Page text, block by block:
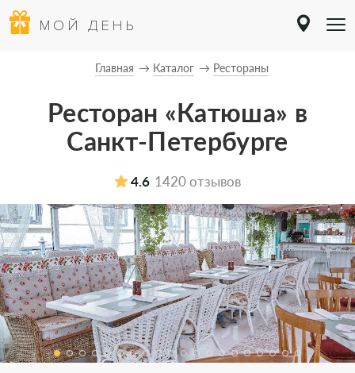
МОЙ ДЕНЬ
Главная Каталог Рестораны
Ресторан «Катюша» в
Санкт-Петербурге
4.6 1420 отзывов